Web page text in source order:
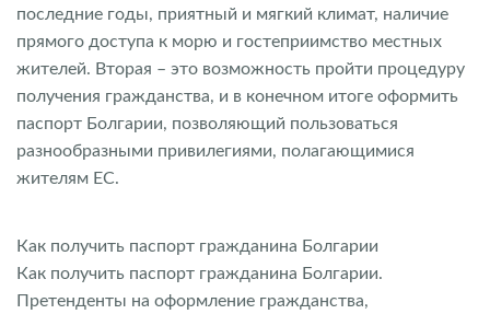
последние годы, приятный и мягкий климат, наличие
прямого доступа к морю и гостеприимство местных
жителей. Вторая – это возможность пройти процедуру
получения гражданства, и в конечном итоге оформить
паспорт Болгарии, позволяющий пользоваться
разнообразными привилегиями, полагающимися
жителям ЕС.
Как получить паспорт гражданина Болгарии
Как получить паспорт гражданина Болгарии.
Претенденты на оформление гражданства,